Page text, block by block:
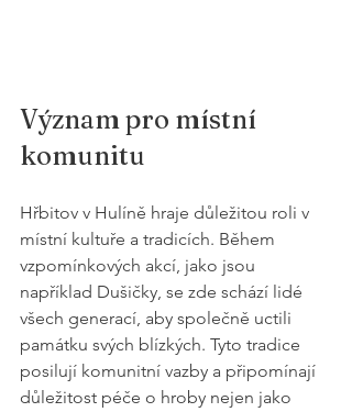
Význam pro místní
komunitu
Hřbitov v Hulíně hraje důležitou roli v
místní kultuře a tradicích. Během
vzpomínkových akcí, jako jsou
například Dušičky, se zde schází lidé
všech generací, aby společně uctili
památku svých blízkých. Tyto tradice
posilují komunitní vazby a připomínají
důležitost péče o hroby nejen jako